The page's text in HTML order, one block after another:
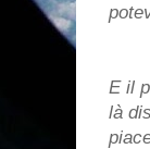
E il
là